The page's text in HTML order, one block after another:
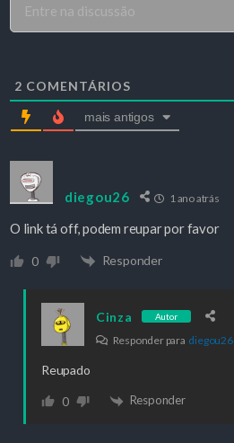
2 COMENTÁRIOS
mais antigos
diegou26 1 ano atrás
O link tá off, podem reupar por favor
0 Responder
Cinza Autor
Responder para diegou26
Reupado
0 Responder